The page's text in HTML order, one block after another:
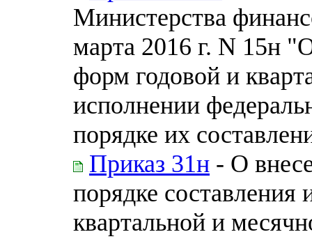
Министерства
марта 2016 г. N 15н
форм годовой и
исполнении
порядке их
Приказ 31н - О
порядке составления
квартальной и